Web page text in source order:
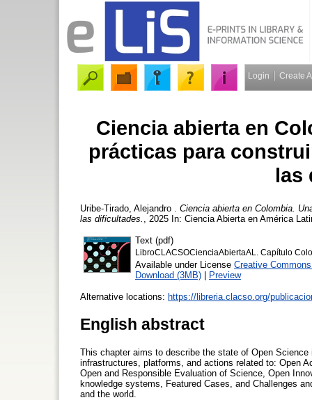
Login Create
Ciencia abierta en
prácticas para
las
Uribe-Tirado, Alejandro
Ciencia abierta en Colombia.
las dificultades.
, 2025 In: Ciencia Abierta en América
Text (pdf)
LibroCLACSOCienciaAbiertaAL. Capítulo
Available under License Creative
Download (3MB) | Preview
Alternative locations: https://libreria.clacso.org/
English abstract
This chapter aims to describe the state of Open
infrastructures, platforms, and actions related to: Open
Open and Responsible Evaluation of Science, Open
knowledge systems, Featured Cases, and Challenges
and the world.